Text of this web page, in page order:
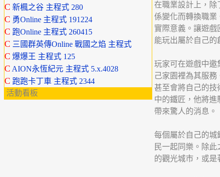
C 新楓之谷 主程式 280
C 勇Online 主程式 191224
C 跑Online 主程式 260415
C 三國群英傳Online 戰國之焰 主程式
C 爆爆王 主程式 125
C AION永恆紀元 主程式 5.x.4028
C 跑跑卡丁車 主程式 2344
活動看板
在職業設計上，除
係變化而轉換職業
實際意義。讓遊戲
能玩出屬於自己的
玩家可在遊戲中邀
己家園裡為其服
甚至會將自己的
中的鐵匠，他將
帶來驚人的消息。
每個屬於自己的城
民一起同樂。除
的觀光城市，或